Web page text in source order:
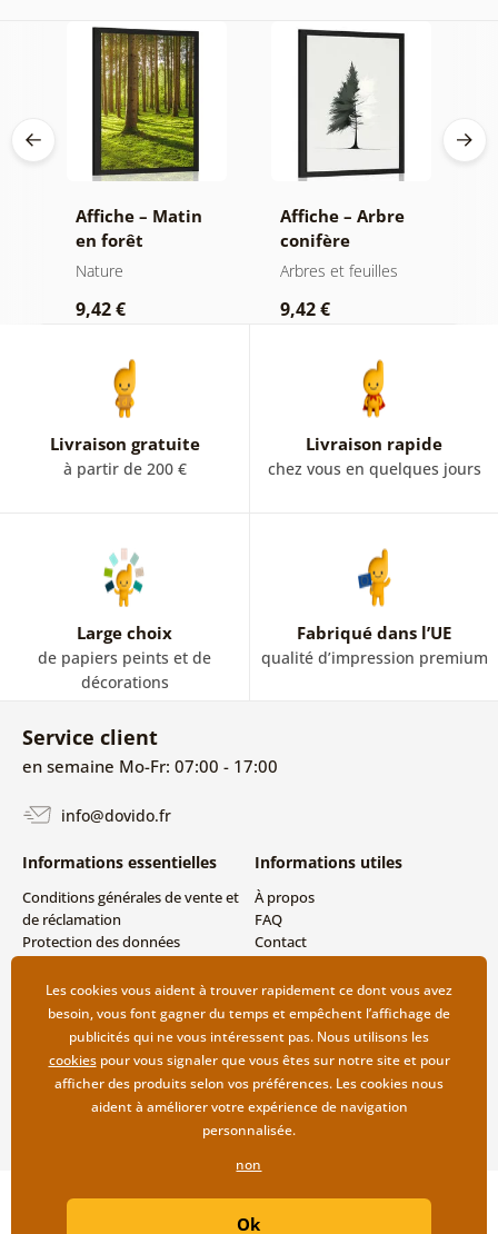
Affiche – Matin
en forêt
Nature
9,42 €
Affiche – Arbre
conifère
minimaliste
Arbres et feuilles
9,42 €
Livraison gratuite
à partir de 200 €
Livraison rapide
chez vous en quelques jours
Large choix
de papiers peints et de
décorations
Fabriqué dans l’UE
qualité d’impression premium
Service client
en semaine Mo-Fr: 07:00 - 17:00
info@dovido.fr
Informations essentielles
Conditions générales de vente et
de réclamation
Protection des données
Modes de livraison et de
paiement
Retour des produits
Informations utiles
À propos
FAQ
Contact
Copyright ©2019 © Dovido.fr.
| Boutique en ligne créée par
Les cookies vous aident à trouver rapidement ce dont vous avez
besoin, vous font gagner du temps et empêchent l’affichage de
publicités qui ne vous intéressent pas. Nous utilisons les
cookiespour vous signaler que vous êtes sur notre site et pour
afficher des produits selon vos préférences. Les cookies nous
aident à améliorer votre expérience de navigation
personnalisée.
non
Ok